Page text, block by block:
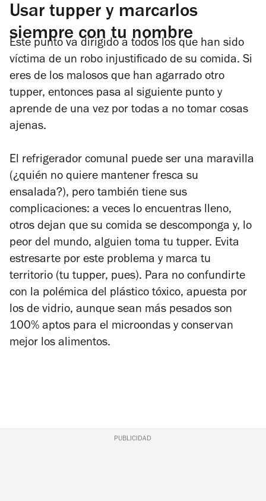
Usar tupper y marcarlos
siempre con tu nombre
Este punto va dirigido a todos los que han sido
víctima de un robo injustificado de su comida. Si
eres de los malosos que han agarrado otro
tupper, entonces pasa al siguiente punto y
aprende de una vez por todas a no tomar cosas
ajenas.
El refrigerador comunal puede ser una maravilla
(¿quién no quiere mantener fresca su
ensalada?), pero también tiene sus
complicaciones: a veces lo encuentras lleno,
otros dejan que su comida se descomponga y, lo
peor del mundo, alguien toma tu tupper. Evita
estresarte por este problema y marca tu
territorio (tu tupper, pues). Para no confundirte
con la polémica del plástico tóxico, apuesta por
los de vidrio, aunque sean más pesados son
100% aptos para el microondas y conservan
mejor los alimentos.
PUBLICIDAD